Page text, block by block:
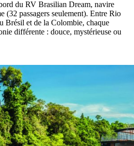
du RV Brasilian Dream, navire
(32 passagers seulement). Entre Rio
Brésil et de la Colombie, chaque
différente : douce, mystérieuse ou